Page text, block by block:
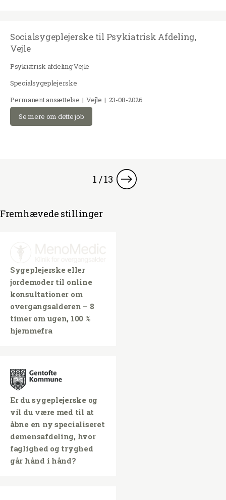
Socialsygeplejerske til Psykiatrisk Afdeling,
Vejle
Psykiatrisk afdeling Vejle
Specialsygeplejerske
Permanent ansættelse | Vejle | 23-08-2026
Se mere om dette job
1 / 13
Fremhævede stillinger
Sygeplejerske eller
jordemoder til online
konsultationer om
overgangsalderen – 8
timer om ugen, 100 %
hjemmefra
Er du sygeplejerske og
vil du være med til at
åbne en ny specialiseret
demensafdeling, hvor
faglighed og tryghed
går hånd i hånd?